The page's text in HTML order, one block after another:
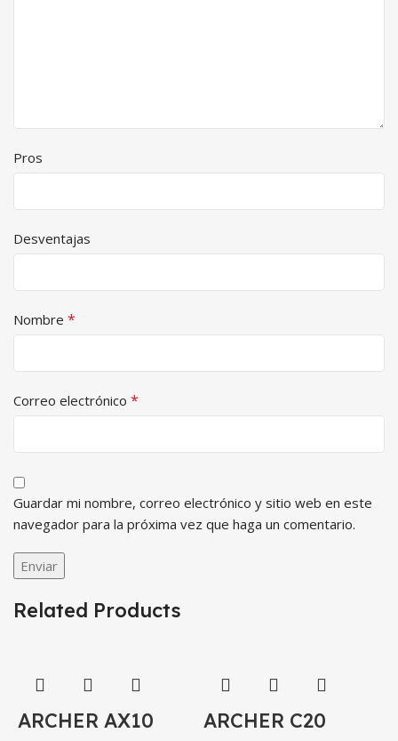
Pros
Desventajas
Nombre *
Correo electrónico *
Guardar mi nombre, correo electrónico y sitio web en este
navegador para la próxima vez que haga un comentario.
Related Products
ARCHER AX10 ARCHER C20